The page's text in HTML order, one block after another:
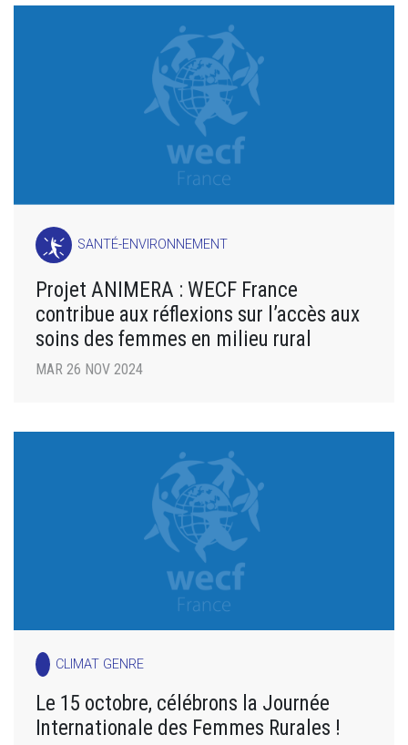
SANTÉ-ENVIRONNEMENT
Projet ANIMERA : WECF France
contribue aux réflexions sur l’accès aux
soins des femmes en milieu rural
MAR 26 NOV 2024
CLIMAT GENRE
Le 15 octobre, célébrons la Journée
Internationale des Femmes Rurales !